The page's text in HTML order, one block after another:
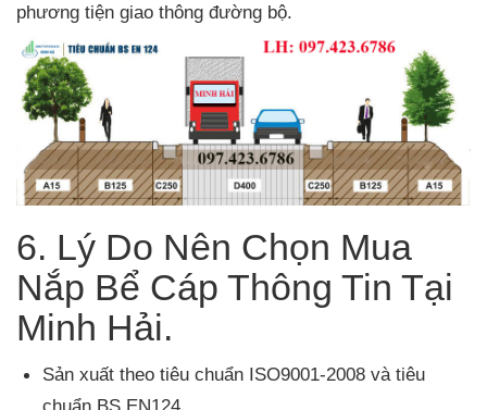
phương tiện giao thông đường bộ.
6. Lý Do Nên Chọn Mua
Nắp Bể Cáp Thông Tin Tại
Minh Hải.
Sản xuất theo tiêu chuẩn ISO9001-2008 và tiêu